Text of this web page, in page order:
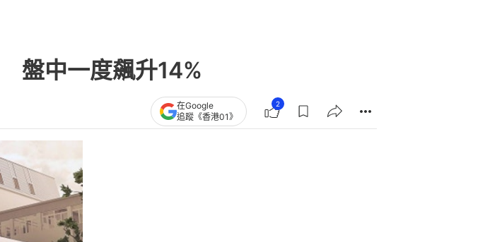
中一度飆升14%
在Google
追蹤《香港01》
2